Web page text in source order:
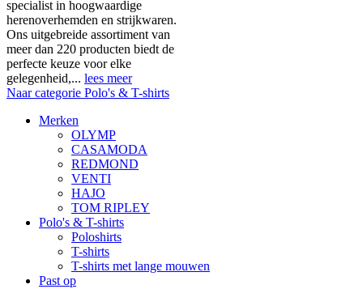
specialist in hoogwaardige
herenoverhemden en strijkwaren.
Ons uitgebreide assortiment van
meer dan 220 producten biedt de
perfecte keuze voor elke
gelegenheid,... lees meer
Naar categorie Polo's & T-shirts
Merken
OLYMP
CASAMODA
REDMOND
VENTI
HAJO
TOM RIPLEY
Polo's & T-shirts
Poloshirts
T-shirts
T-shirts met lange mouwen
Past op